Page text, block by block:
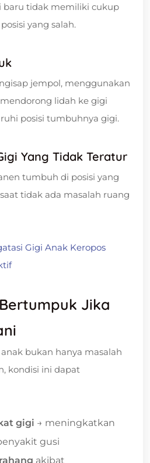
baru tidak memiliki cukup
yang salah.
jempol, menggunakan
lidah ke gigi
posisi tumbuhnya gigi.
Yang Tidak Teratur
tumbuh di posisi yang
tidak ada masalah ruang
Gigi Anak Keropos
Jika
bukan hanya masalah
kondisi ini dapat
gigi → meningkatkan
gusi
akibat